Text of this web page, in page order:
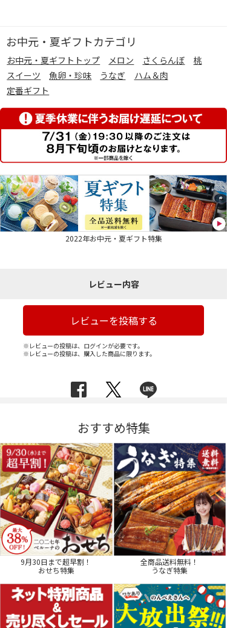
お中元・夏ギフトカテゴリ
お中元・夏ギフトトップ メロン さくらんぼ
桃
スイーツ
魚卵・珍味 うなぎ
ハム＆肉
定番ギフト
2022年お中元・夏ギフト特集
レビュー内容
レビューを投稿する
※レビューの投稿は、ログインが必要です。
※レビューの投稿は、購入した商品に限ります。
おすすめ特集
9月30日まで超早割！
おせち特集
全商品送料無料！
うなぎ特集